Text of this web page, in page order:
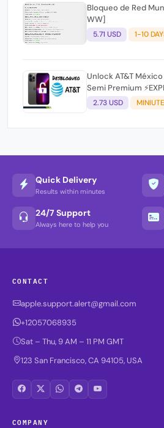
Bloqueo de Red
WW]
5.71 USD 1-10
Unlock AT&T
Semi Premium
2.73 USD
Quick Delivery
Results within minutes
24/7 Support
Always here to help you
CONTACT
apple.support.alert@gmail.com
+12057068935
Sat – Thu, 9 AM – 11 PM GMT
123 San Francisco, CA 94105, USA
COMPANY